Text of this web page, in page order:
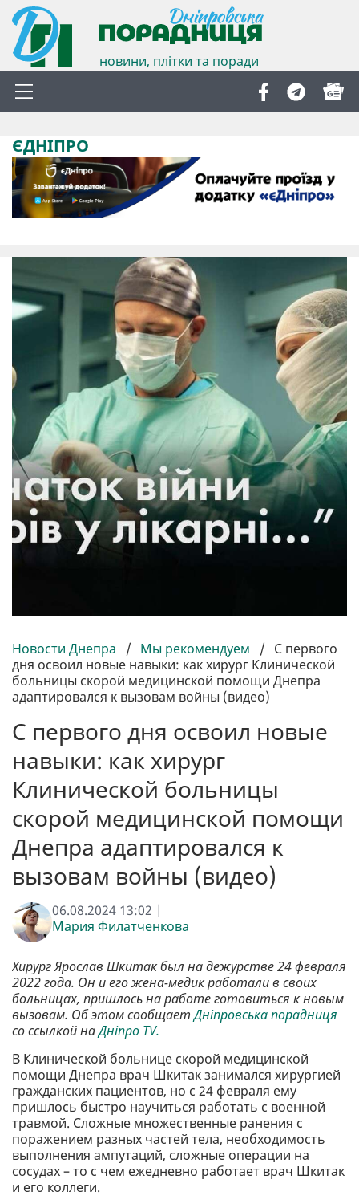
новини, плітки та поради
ЄДНІПРО
Новости Днепра / Мы рекомендуем / С первого
дня освоил новые навыки: как хирург Клинической
больницы скорой медицинской помощи Днепра
адаптировался к вызовам войны (видео)
С первого дня освоил новые
навыки: как хирург
Клинической больницы
скорой медицинской помощи
Днепра адаптировался к
вызовам войны (видео)
06.08.2024 13:02 |
Мария Филатченкова
Хирург Ярослав Шкитак был на дежурстве 24 февраля
2022 года. Он и его жена-медик работали в своих
больницах, пришлось на работе готовиться к новым
вызовам. Об этом сообщаетДніпровська порадниця
со ссылкой наДніпро TV.
В Клинической больнице скорой медицинской
помощи Днепра врач Шкитак занимался хирургией
гражданских пациентов, но с 24 февраля ему
пришлось быстро научиться работать с военной
травмой. Сложные множественные ранения с
поражением разных частей тела, необходимость
выполнения ампутаций, сложные операции на
сосудах – то с чем ежедневно работает врач Шкитак
и его коллеги.